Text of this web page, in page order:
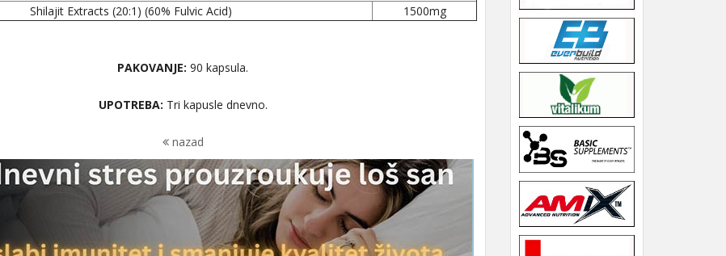
Shilajit Extracts (20:1) (60% Fulvic Acid)
1500mg
PAKOVANJE: 90 kapsula.
UPOTREBA: Tri kapusle dnevno.
nazad